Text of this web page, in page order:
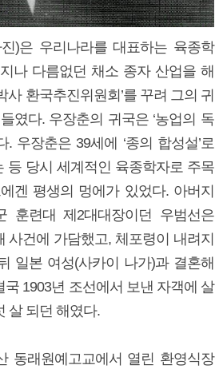
진)은 우리나라를 대표하는 육종학
나 다름없던 채소 종자 산업을 해
사 환국추진위원회’를 꾸려 그의 귀
였다. 우장춘의 귀국은 ‘농업의 독
. 우장춘은 39세에 ‘종의 합성설’로
등 당시 세계적인 육종학자로 주목
겐 평생의 멍에가 있었다. 아버지
훈련대 제2대대장이던 우범선은
사건에 가담했고, 체포령이 내려지
일본 여성(사카이 나가)과 결혼해
국 1903년 조선에서 보낸 자객에 살
살 되던 해였다.
동래원예고교에서 열린 환영식장